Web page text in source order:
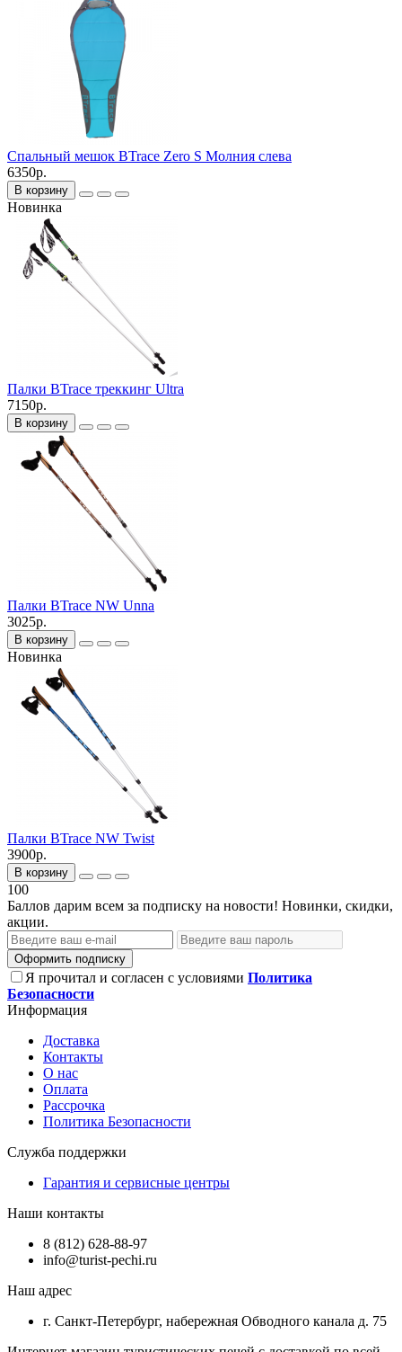
Спальный мешок BTrace Zero S Молния слева
6350р.
В корзину
Новинка
Палки BTrace треккинг Ultra
7150р.
В корзину
Палки BTrace NW Unna
3025р.
В корзину
Новинка
Палки BTrace NW Twist
3900р.
В корзину
100
Баллов дарим всем за подписку на новости! Новинки, скидки,
акции.
Оформить подписку
Я прочитал и согласен с условиями Политика
Безопасности
Информация
Доставка
Контакты
О нас
Оплата
Рассрочка
Политика Безопасности
Служба поддержки
Гарантия и сервисные центры
Наши контакты
8 (812) 628-88-97
info@turist-pechi.ru
Наш адрес
г. Санкт-Петербург, набережная Обводного канала д. 75